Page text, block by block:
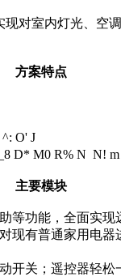
对室内灯光、
方案特点
O' J
D* M0 R% N N! m
主要模块
功能，全面实现
有普通家用电
关；遥控器轻松